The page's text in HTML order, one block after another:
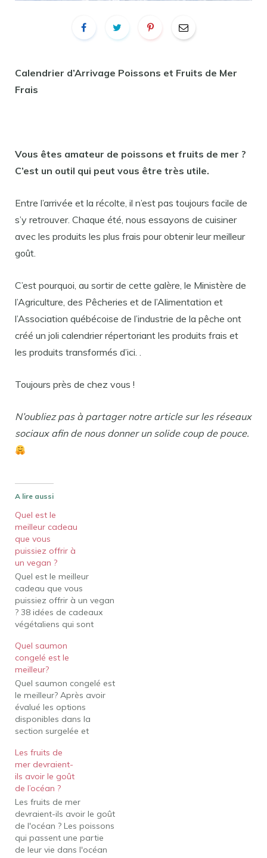
Calendrier d’Arrivage Poissons et Fruits de Mer
Frais
Vous êtes amateur de poissons et fruits de mer ?
C’est un outil qui peut vous être très utile.
Entre l’arrivée et la récolte, il n’est pas toujours facile de
s’y retrouver. Chaque été, nous essayons de cuisiner
avec les produits les plus frais pour obtenir leur meilleur
goût.
C’est pourquoi, au sortir de cette galère, le Ministère de
l’Agriculture, des Pêcheries et de l’Alimentation et
l’Association québécoise de l’industrie de la pêche ont
créé un joli calendrier répertoriant les produits frais et
les produits transformés d’ici. .
Toujours près de chez vous !
N’oubliez pas à partager notre article sur les réseaux
sociaux afin de nous donner un solide coup de pouce.
A lire aussi
Quel est le
meilleur cadeau
que vous
puissiez offrir à
un vegan ?
Quel est le meilleur
cadeau que vous
puissiez offrir à un vegan
? 38 idées de cadeaux
végétaliens qui sont
bougie esthétique.
Bougie d'affaires Matcha.
... un sac chic. Sac
Scrunch Végétalien. ...
une bougie hivernale.
Édition des fêtes : bougie
de cacao à la menthe
poivrée.…
Quel saumon
congelé est le
meilleur?
Quel saumon congelé est
le meilleur? Après avoir
évalué les options
disponibles dans la
section surgelée et
l'Environmental Defense
Fund, nous avons
déterminé que les
meilleurs poissons
congelés les plus
durables à acheter sont
les filets de saumon
rouge sauvage d'Alaska.
Le saumon sauvage
Les fruits de
mer devraient-
ils avoir le goût
de l’océan ?
Les fruits de mer
devraient-ils avoir le goût
de l'océan ? Les poissons
qui passent une partie
de leur vie dans l'océan